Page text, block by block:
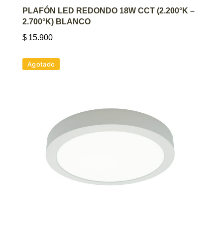
AGREGAR AL CARRITO
PLAFÓN LED REDONDO 18W CCT (2.200°K –
2.700°K) BLANCO
$ 15.900
Agotado